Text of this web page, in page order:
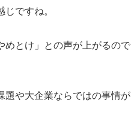
じですね。
めとけ」との声が上がるので
題や大企業ならではの事情が